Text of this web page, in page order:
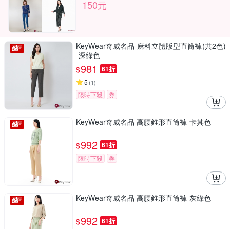
150元
KeyWear奇威名品 麻料立體版型直筒褲(共2色)
-深綠色
$981 61折
5 (1)
限時下殺 券
KeyWear奇威名品 高腰錐形直筒褲-卡其色
$992 61折
限時下殺 券
KeyWear奇威名品 高腰錐形直筒褲-灰綠色
$992 61折